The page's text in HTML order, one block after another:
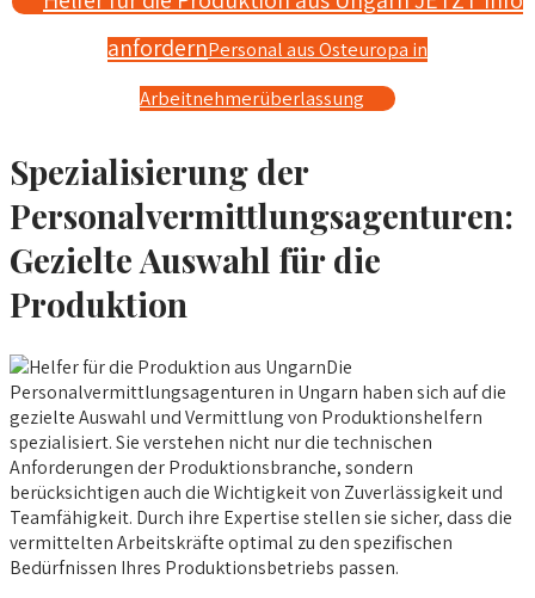
anfordernPersonal aus Osteuropa in
Arbeitnehmerüberlassung
Spezialisierung der
Personalvermittlungsagenturen:
Gezielte Auswahl für die
Produktion
Die
Personalvermittlungsagenturen in Ungarn haben sich auf die
gezielte Auswahl und Vermittlung von Produktionshelfern
spezialisiert. Sie verstehen nicht nur die technischen
Anforderungen der Produktionsbranche, sondern
berücksichtigen auch die Wichtigkeit von Zuverlässigkeit und
Teamfähigkeit. Durch ihre Expertise stellen sie sicher, dass die
vermittelten Arbeitskräfte optimal zu den spezifischen
Bedürfnissen Ihres Produktionsbetriebs passen.